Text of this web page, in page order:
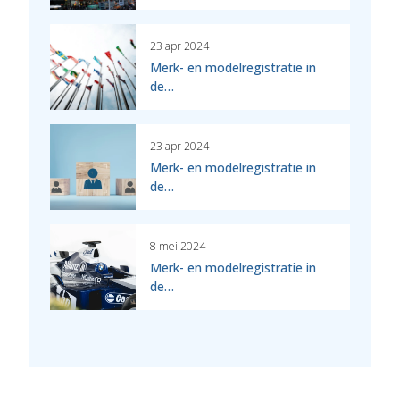
23 apr 2024
Merk- en modelregistratie in
de…
23 apr 2024
Merk- en modelregistratie in
de…
8 mei 2024
Merk- en modelregistratie in
de…